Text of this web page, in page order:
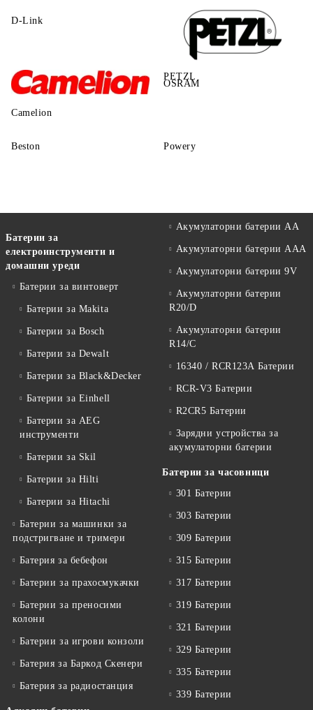
D-Link
PETZL
Camelion
OSRAM
Beston Powery
Батерии за
електроинструменти и
домашни уреди
Батерии за винтоверт
Батерии за Makita
Батерии за Bosch
Батерии за Dewalt
Батерии за Black&Decker
Батерии за Einhell
Батерии за AEG
инструменти
Батерии за Skil
Батерии за Hilti
Батерии за Hitachi
Батерии за машинки за
подстригване и тримери
Батерия за бебефон
Батерии за прахосмукачки
Батерии за преносими
колони
Батерии за игрови конзоли
Батерия за Баркод Скенери
Батерия за радиостанция
Акумулаторни батерии АА
Акумулаторни батерии AAA
Акумулаторни батерии 9V
Акумулаторни батерии
R20/D
Акумулаторни батерии
R14/C
16340 / RCR123A Батерии
RCR-V3 Батерии
R2CR5 Батерии
Зарядни устройства за
акумулаторни батерии
Батерии за часовници
301 Батерии
303 Батерии
309 Батерии
315 Батерии
317 Батерии
319 Батерии
321 Батерии
329 Батерии
335 Батерии
339 Батерии